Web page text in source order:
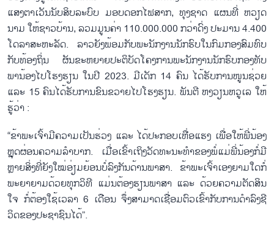
ແສງ​ຕາ​ເວັນນັບ​ສິບ​ລະ​ບົບ ມອບດອກ​ໄຟ​ສາກ, ທຸງ​ຊາດ ແຜນ​ທີ່ ຫວຽດ​
ນາມ ໃຫ້​ຊາວ​ບ້ານ, ລວມ​ມູນ​ຄ່າ 110.000.000 ກວ່າດົ່ງ ປະ​ມານ 4.400
ໂດ​ລາ​ສະ​ຫະ​ລັດ. ລາວ​ຍັງ​ພ້ອມ​ກັບ​ພະ​ນັກ​ງານ​ນັກ​ຮົບ​ໃນ​ກົມ​ກອງ​ສົມ​ທົບ​
ກັບ​ທ້ອງ​ຖິ່ນ ຜັນ​ຂະ​ຫຍາຍ​ປະ​ຕິ​ບັດ​ໂຄງ​ການ​ພະ​ນັກ​ງານ​ນັກ​ຮົບ​ກອງ​ທັບ​
ພາ​ນ້ອງ​ໄປ​ໂຮງ​ຮຽນ ໃນ​ປີ 2023. ມີ​ເດັກ 14 ຄົນ ໄດ້​ຮັບ​ການ​ໜູນ​ຊ່ວຍ
ແລະ 15 ຄົນ​ໄດ້​ຮັບ​ການ​ຂົນ​ຂວາຍ​ໄປ​ໂຮງ​ຮຽນ. ພັນ​ຕີ ​ຫງວຽນຫວູ​ເລ ​ໃຫ້​
ຮູ້​ວ່າ :
“ຂ້າ​ພະ​ເຈົ້າ​ມີ​ຄວາມ​ເປັນ​ຮ່ວງ ແລະ ໄດ້​ປະ​ກອບ​ເຫື່ອ​ແຮງ ເພື່ອ​ໃຫ້​ພີ່​ນ້ອງ
ຫຼຸດ​ຜ່ອນ​ຄວາມ​ລຳ​ບາກ. ເມື່ອ​ເຂົ້າ​ເຖິງວັດ​ທະ​ນະ​ທຳ​ຂອງ​ພໍ່​ແມ່​ພີ່​ນ້ອງກໍ່​ມີ
ຫຼາຍ​ສິ່ງ​​ທີ່​ຍັງໃໝ່​ອ່ຽມ​ຍ້ອນບໍ່​ລົງ​ກັນ​ດ້ານ​ພາ​ສາ. ຂ້າ​ພະ​ເຈົ້າ​ເອງ​ຍາມ​ໃດ​ກໍ່​
ພະ​ຍາ​ຍາມ​ດ້ວຍ​ທຸກວິ​ທີ ແມ່ນ​ຕ້ອງ​ຮຽນ​ພາ​ສາ ແລະ ດ້ວຍ​ຄວາມ​ຕັດ​ສິນ​
ໃຈ ກໍ່​ຕ້ອງ​ໃຊ້​ເວ​ລາ 6 ເດືອນ ຈຶ່ງ​ສາ​ມາດ​ເຊື່ອມ​ຕົວ​ເຂົ້າ​ກັບ​ການ​ດຳ​ລົງ​ຊີ​
ວິດ​ຂອງ​ປະ​ຊາ​ຊົນ​ໄດ້”.